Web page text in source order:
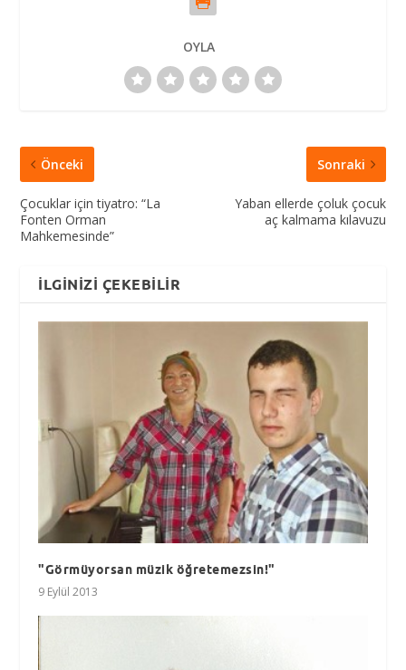
OYLA
Önceki
Çocuklar için tiyatro: “La
Fonten Orman
Mahkemesinde”
Sonraki
Yaban ellerde çoluk çocuk
aç kalmama kılavuzu
İLGINIZI ÇEKEBILIR
"Görmüyorsan müzik öğretemezsin!"
9 Eylül 2013